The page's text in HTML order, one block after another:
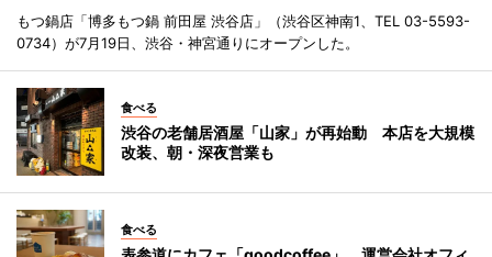
もつ鍋店「博多もつ鍋 前田屋 渋谷店」（渋谷区神南1、TEL 03-5593-
0734）が7月19日、渋谷・神宮通りにオープンした。
食べる
渋谷の老舗居酒屋「山家」が再始動 本店を大規模
改装、朝・深夜営業も
食べる